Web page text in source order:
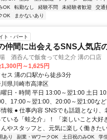
OK
転勤なし 経験不問 未経験者歓迎 交通
OK
まかないあり
ト・パート
仲間に出会えるSNS人気店
酒呑んで飯食って蛙之介 溝の口店
1,300円～1,625円
セス 溝の口駅から徒歩3分
県川崎市高津区
日・時間 平日 13:00～翌1:00 土日
、17:00～翌1:00、20:00～翌1:00な
報 ● 仕事内容 SNSでも話題となり
いる「蛙之介」！ 「楽しいこと大好
やスタッフと、元気に楽しく働きた
あり 副業・WワークOK 土日祝のみOK 学